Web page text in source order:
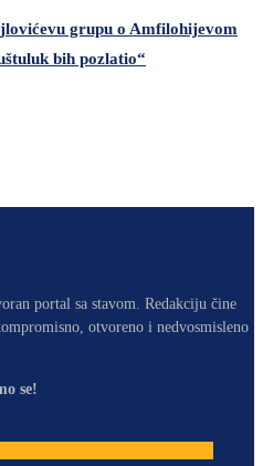
grupu o Amfilohijevom
bih pozlatio“
portal sa stavom. Redakciju čine
otvoreno i nedvosmisleno
se!